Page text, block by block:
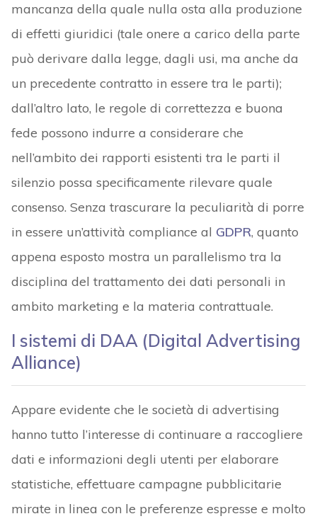
mancanza della quale nulla osta alla produzione
di effetti giuridici (tale onere a carico della parte
può derivare dalla legge, dagli usi, ma anche da
un precedente contratto in essere tra le parti);
dall’altro lato, le regole di correttezza e buona
fede possono indurre a considerare che
nell’ambito dei rapporti esistenti tra le parti il
silenzio possa specificamente rilevare quale
consenso. Senza trascurare la peculiarità di porre
in essere un’attività compliance al GDPR, quanto
appena esposto mostra un parallelismo tra la
disciplina del trattamento dei dati personali in
ambito marketing e la materia contrattuale.
I sistemi di DAA (Digital Advertising
Alliance)
Appare evidente che le società di advertising
hanno tutto l’interesse di continuare a raccogliere
dati e informazioni degli utenti per elaborare
statistiche, effettuare campagne pubblicitarie
mirate in linea con le preferenze espresse e molto